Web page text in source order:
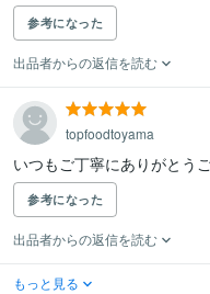
参考になった
出品者からの返信を読む
topfoodtoyama
いつもご丁寧にありがとう
参考になった
出品者からの返信を読む
もっと見る